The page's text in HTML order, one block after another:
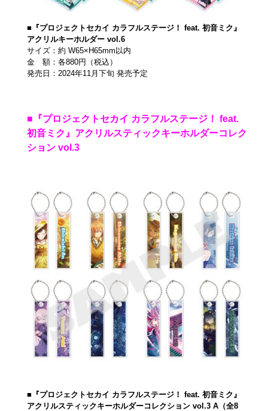
■『プロジェクトセカイ カラフルステージ！ feat. 初音ミク』
アクリルキーホルダー vol.6
サイズ：約 W65×H65mm以内
金 額：各880円（税込）
発売日：2024年11月下旬 発売予定
■『プロジェクトセカイ カラフルステージ！ feat.
初音ミク』アクリルスティックキーホルダーコレク
ション vol.3
■『プロジェクトセカイ カラフルステージ！ feat. 初音ミク』
アクリルスティックキーホルダーコレクション vol.3 A（全8